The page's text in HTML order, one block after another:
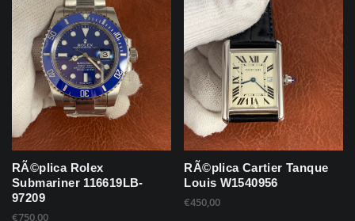
RÃ©plica Rolex
Submariner 116619LB-
97209
€750,00
RÃ©plica Cartier Tanque
Louis W1540956
€450,00